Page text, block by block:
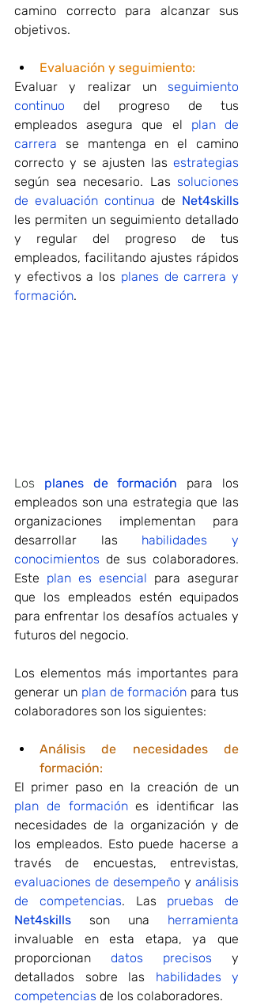
camino correcto para alcanzar sus
objetivos.
Evaluación y seguimiento:
Evaluar y realizar un seguimiento
continuo del progreso de tus
empleados asegura que el plan de
carrera se mantenga en el camino
correcto y se ajusten las estrategias
según sea necesario. Las soluciones
de evaluación continua de Net4skills
les permiten un seguimiento detallado
y regular del progreso de tus
empleados, facilitando ajustes rápidos
y efectivos a los planes de carrera y
formación.
Los planes de formación para los
empleados son una estrategia que las
organizaciones implementan para
desarrollar las habilidades y
conocimientos de sus colaboradores.
Este plan es esencial para asegurar
que los empleados estén equipados
para enfrentar los desafíos actuales y
futuros del negocio.
Los elementos más importantes para
generar un plan de formación para tus
colaboradores son los siguientes:
Análisis de necesidades de
formación:
plan de formación es identificar las
necesidades de la organización y de
los empleados. Esto puede hacerse a
evaluaciones de desempeño y análisis
de competencias. Las
Net4skills son una herramienta
invaluable en esta etapa, ya que
proporcionan datos precisos y
detallados sobre las habilidades y
competencias de los colaboradores.